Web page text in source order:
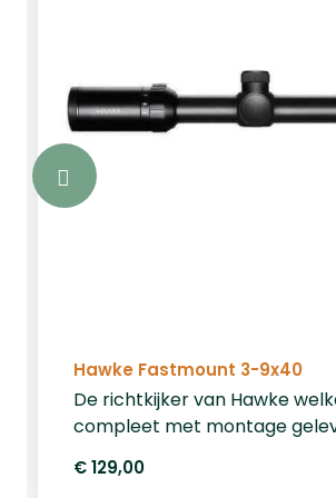
Hawke Fastmount 3-9x40
De richtkijker van Hawke
compleet met montage
heeft een standaard
€ 129,00